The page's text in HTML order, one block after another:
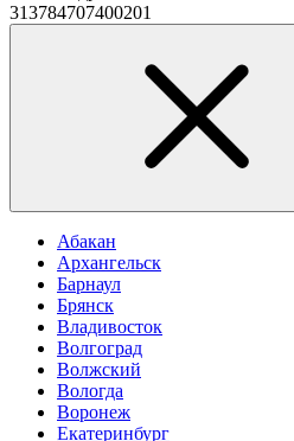
313784707400201
Абакан
Архангельск
Барнаул
Брянск
Владивосток
Волгоград
Волжский
Вологда
Воронеж
Екатеринбург